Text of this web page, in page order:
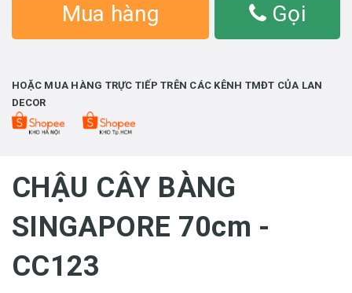
Mua hàng Gọi
HOẶC MUA HÀNG TRỰC TIẾP TRÊN CÁC KÊNH TMĐT CỦA LAN
DECOR
CHẬU CÂY BÀNG
SINGAPORE 70cm -
CC123